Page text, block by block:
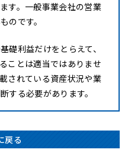
す。一般事業会社の営業
のです。
礎利益だけをとらえて、
ことは適当ではありませ
されている資産状況や業
する必要があります。
戻る